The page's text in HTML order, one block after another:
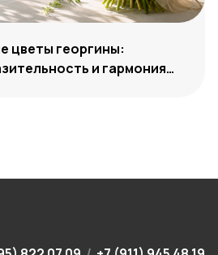
цветы георгины:
и гармония